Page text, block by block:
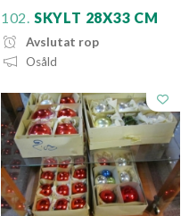
102. SKYLT 28X33 CM
Avslutat rop
Osåld